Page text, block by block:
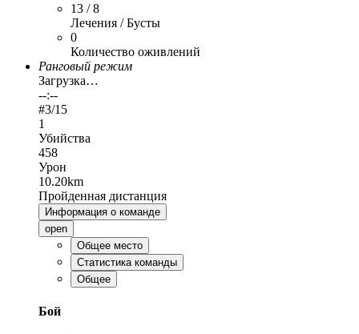
13 / 8
Лечения / Бусты
0
Количество оживлений
Ранговый режим
Загрузка…
--:--
#3/15
1
Убийства
458
Урон
10.20km
Пройденная дистанция
Информация о команде
open
Общее место
Статистика команды
Общее
Бой